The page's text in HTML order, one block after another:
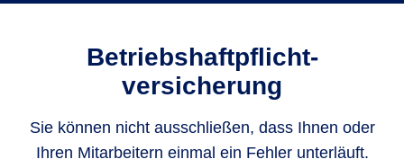
Betriebs­haftpflicht­
versicherung
Sie können nicht ausschließen, dass Ihnen oder
Ihren Mitarbeitern einmal ein Fehler unterläuft.